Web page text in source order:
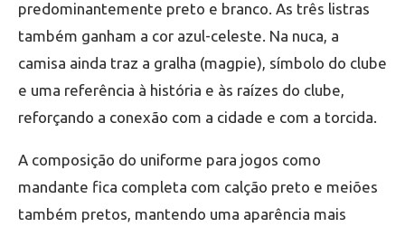
predominantemente preto e branco. As três listras
também ganham a cor azul-celeste. Na nuca, a
camisa ainda traz a gralha (magpie), símbolo do clube
e uma referência à história e às raízes do clube,
reforçando a conexão com a cidade e com a torcida.
A composição do uniforme para jogos como
mandante fica completa com calção preto e meiões
também pretos, mantendo uma aparência mais